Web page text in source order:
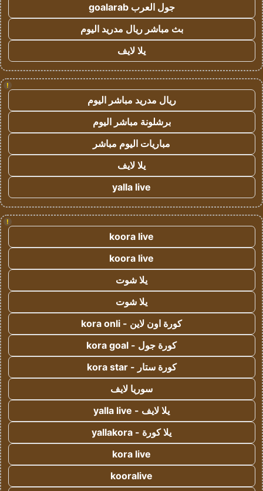
جول العرب goalarab
بث مباشر ريال مدريد اليوم
يلا لايف
!
ريال مدريد مباشر اليوم
برشلونة مباشر اليوم
مباريات اليوم مباشر
يلا لايف
yalla live
!
koora live
koora live
يلا شوت
يلا شوت
كورة اون لاين - kora onli
كورة جول - kora goal
كورة ستار - kora star
سوريا لايف
يلا لايف - yalla live
يلا كورة - yallakora
kora live
kooralive